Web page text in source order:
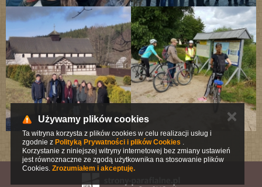
Używamy plików cookies
Ta witryna korzysta z plików cookies w celu realizacji usług i
zgodnie z Polityką Prywatności i plików Cookies .
Korzystanie z niniejszej witryny internetowej bez zmiany ustawień
jest równoznaczne ze zgodą użytkownika na stosowanie plików
Cookies. Zrozumiałem i akceptuję.
✕